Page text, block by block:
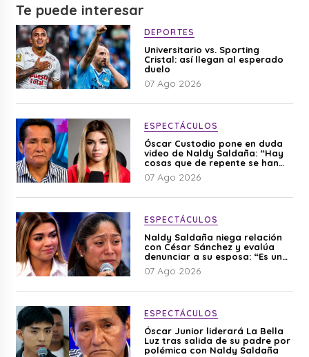
Te puede interesar
DEPORTES
Universitario vs. Sporting
Cristal: así llegan al esperado
duelo
07 Ago 2026
ESPECTÁCULOS
Óscar Custodio pone en duda
video de Naldy Saldaña: “Hay
cosas que de repente se han
editado”
07 Ago 2026
ESPECTÁCULOS
Naldy Saldaña niega relación
con César Sánchez y evalúa
denunciar a su esposa: “Es una
difamación”
07 Ago 2026
ESPECTÁCULOS
Óscar Junior liderará La Bella
Luz tras salida de su padre por
polémica con Naldy Saldaña